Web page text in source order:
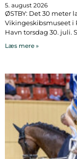
5. august 2026
ØSTBY: Det 30 meter
Vikingeskibsmuseet
Havn torsdag 30. juli.
Læs mere »